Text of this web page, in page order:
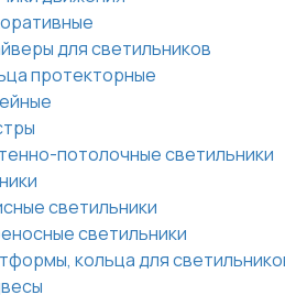
для светильников
протекторные
потолочные светильники
светильники
светильники
кольца для